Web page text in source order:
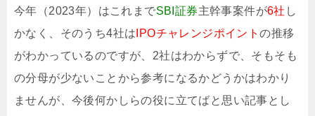
今年（2023年）はこれまでSBI証券主幹事案件が6社 し
かなく、そのうち4社は IPOチャレンジポイントの推移
がわかっているのですが、2社はわからずで、そもそも
の分母が少ないことから参考になるかどうかはわかり
ませんが、今後何かしらの役に立てばと思い記事とし